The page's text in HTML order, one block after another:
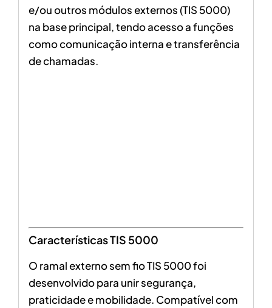
e/ou outros módulos externos (TIS 5000)
na base principal, tendo acesso a funções
como comunicação interna e transferência
de chamadas.
Características TIS 5000
O ramal externo sem fio TIS 5000 foi
desenvolvido para unir segurança,
praticidade e mobilidade. Compatível com